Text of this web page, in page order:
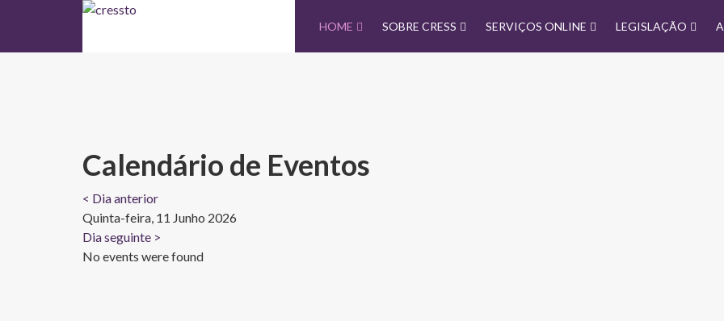
HOME SOBRE CRESS SERVIÇOS ONLINE LEGISLAÇÃO
Calendário de Eventos
< Dia anterior
Quinta-feira, 11 Junho 2026
Dia seguinte >
No events were found